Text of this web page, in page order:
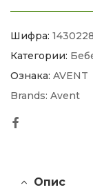
Шифра: 1430228
Категории:
Ознака: AVENT
Brands: Avent
Опис